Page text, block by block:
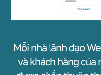
Mỗi nhà lãnh đạo
và khách hàng của